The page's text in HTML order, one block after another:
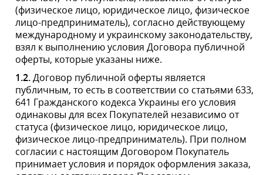
законодательству, взял к выполнению условия
Договора публичной оферты, которые указаны ниже.
1.2.Договор публичной оферты является публичным,
то есть в соответствии со статьями 633, 641
Гражданского кодекса Украины его условия одинаковы
для всех Покупателей независимо от статуса
(физическое лицо, юридическое лицо, физическое
лицо-предприниматель). При полном согласии с
настоящим Договором Покупатель принимает условия
и порядок оформления заказа, оплаты и доставки
товара Продавцом, ответственности за
недобросовестный Заказ и за невыполнение условий
настоящего Договора.